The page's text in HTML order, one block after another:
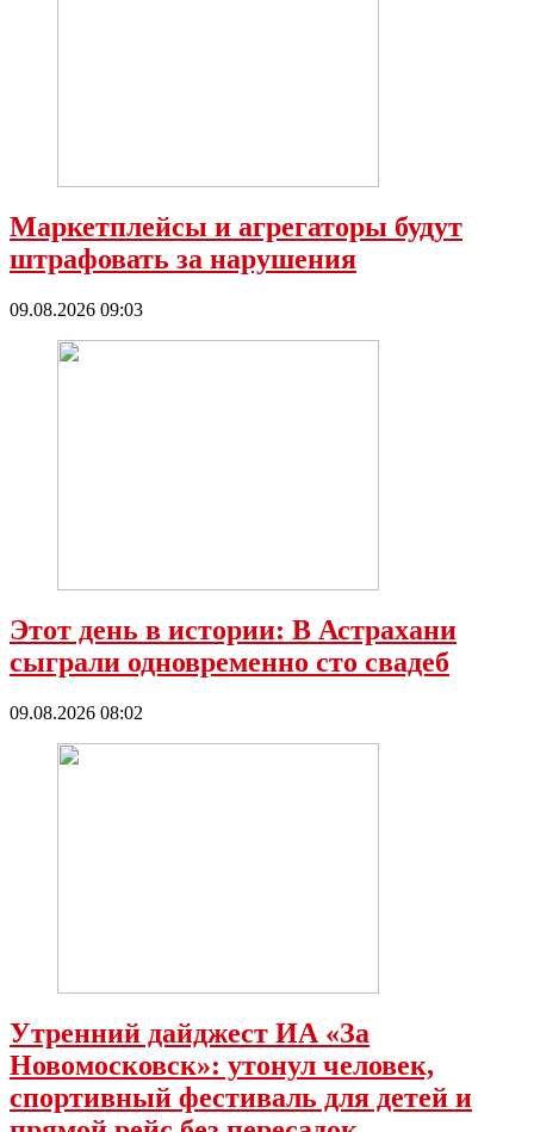
Маркетплейсы и агрегаторы будут
штрафовать за нарушения
09.08.2026 09:03
Этот день в истории: В Астрахани
сыграли одновременно сто свадеб
09.08.2026 08:02
Утренний дайджест ИА «За
Новомосковск»: утонул человек,
спортивный фестиваль для детей и